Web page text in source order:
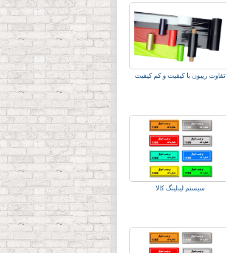
تفاوت ریبون با کیفیت و کم کیفیت
سیستم لیبلینگ کالا